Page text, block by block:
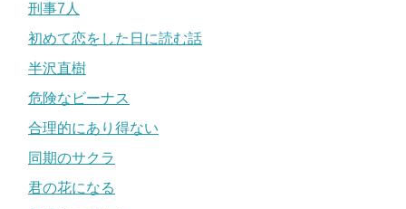
刑事7人
初めて恋をした日に読む話
半沢直樹
危険なビーナス
合理的にあり得ない
同期のサクラ
君の花になる